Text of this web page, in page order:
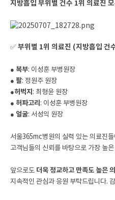
지방흡입 부위별 건수 1위 의료진
✅부위별 1위 의료진 (지방흡입 건
● 복부: 이성훈 부병원장
● 팔: 정원주 원장
●허벅지 : 최형윤 원장
● 허파고리 : 이성훈 부병원장
● 얼굴: 서성익 원장
서울365mc병원의 실력 있는 의료진들
고객님들의 신뢰를 바탕으로 가장 높
앞으로도 더욱 정교하고 만족도 높은
지속적인 관심과 응원 부탁드립니다.